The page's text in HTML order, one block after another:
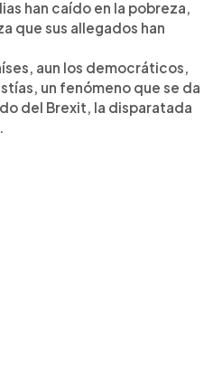
han caído en la pobreza,
que sus allegados han
aun los democráticos,
un fenómeno que se da
del Brexit, la disparatada